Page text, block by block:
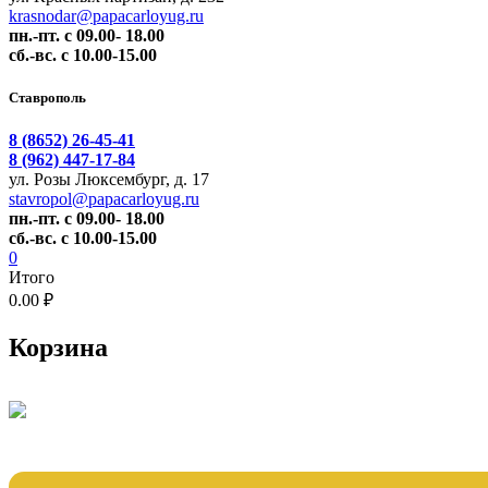
krasnodar@papacarloyug.ru
пн.-пт. с 09.00- 18.00
сб.-вс. с 10.00-15.00
Ставрополь
8 (8652) 26-45-41
8 (962) 447-17-84
ул. Розы Люксембург, д. 17
stavropol@papacarloyug.ru
пн.-пт. с 09.00- 18.00
сб.-вс. с 10.00-15.00
0
Итого
0.00 ₽
Корзина